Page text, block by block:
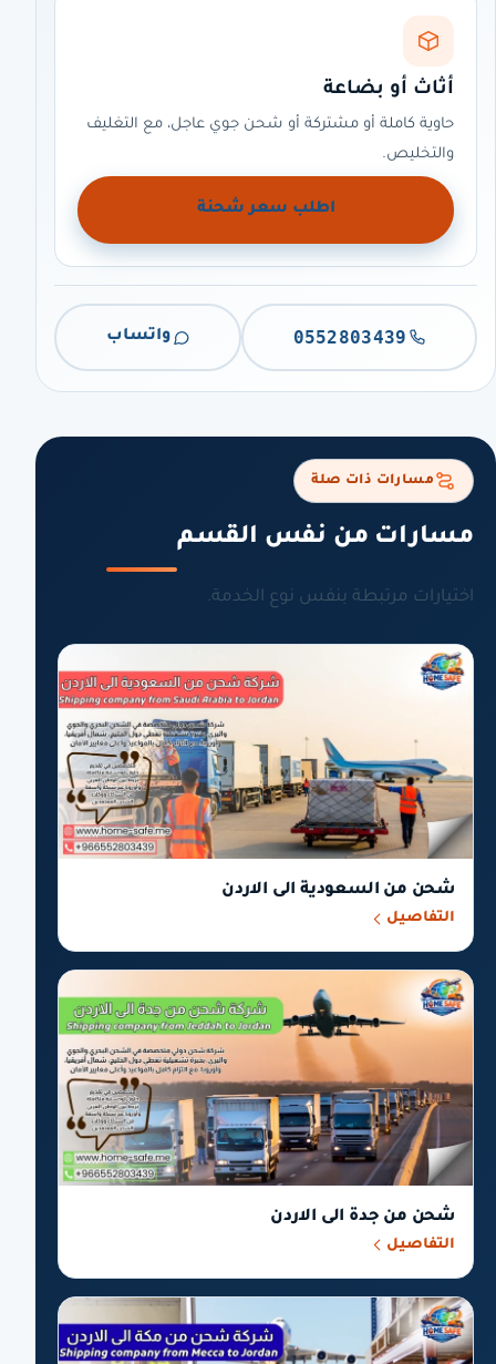
أثاث أو بضاعة
حاوية كاملة أو مشتركة أو شحن جوي عاجل، مع التغليف
والتخليص.
اطلب سعر شحنة
0552803439 واتساب
مسارات ذات صلة
مسارات من نفس القسم
اختيارات مرتبطة بنفس نوع الخدمة.
شحن من السعودية الى الاردن
التفاصيل
شحن من جدة الى الاردن
التفاصيل